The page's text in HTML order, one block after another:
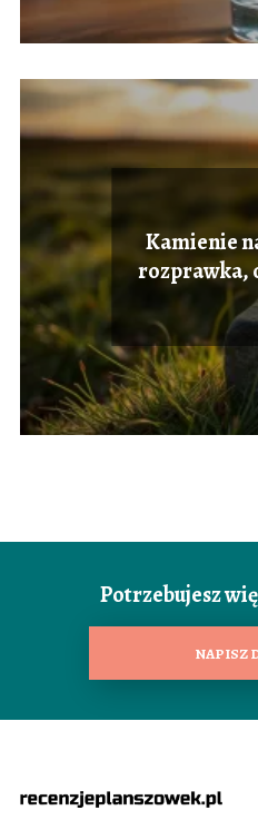
Kamienie
rozprawka,
Potrzebujesz
NAPISZ